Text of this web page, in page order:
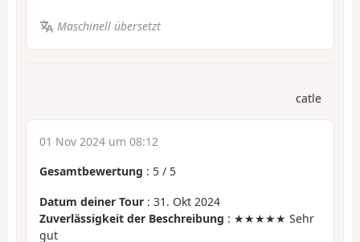
Maschinell übersetzt
catle
01 Nov 2024 um 08:12
Gesamtbewertung : 5 / 5
Datum deiner Tour : 31. Okt 2024
Zuverlässigkeit der Beschreibung : ★★★★★ Sehr
gut